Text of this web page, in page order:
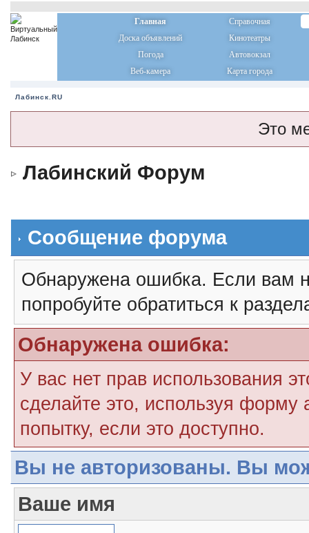
Главная
Справочная
Доска объявлений
Кинотеатры
Погода
Автовокзал
Веб-камера
Карта города
Лабинск.RU
Это
Лабинский Форум
Сообщение форума
Обнаружена ошибка. Если вам
попробуйте обратиться к
Обнаружена ошибка:
У вас нет прав использования
сделайте это, используя форму
попытку, если это доступно.
Вы не авторизованы. Вы
Ваше имя